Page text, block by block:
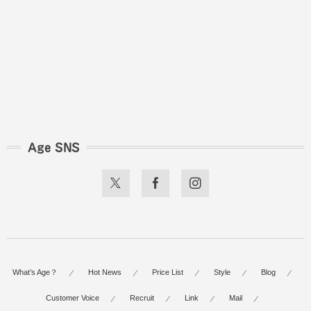
Age SNS
What’s Age？ Hot News Price List Style Blog
Customer Voice Recruit Link Mail